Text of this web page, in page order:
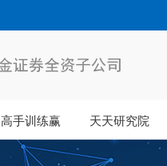
高手训练赢 天天研究院